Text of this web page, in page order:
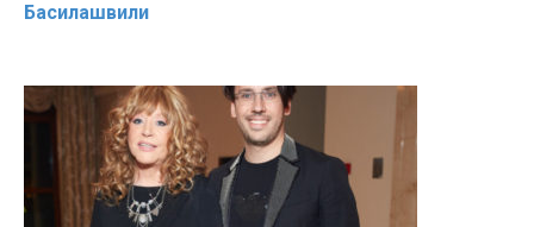
Басилaшвили